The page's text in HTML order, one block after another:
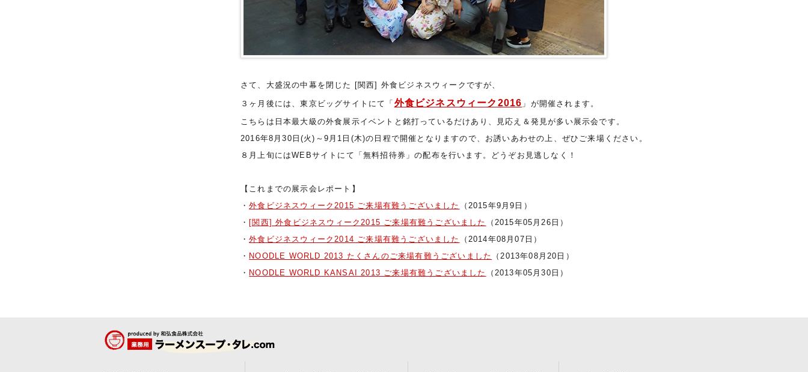
さて、大盛況の中幕を閉じた [関西] 外食ビジネスウィークですが、
３ヶ月後には、東京ビッグサイトにて「 外食ビジネスウィーク2016 」が開催されます。
こちらは日本最大級の外食展示イベントと銘打っているだけあり、見応え＆発見が多い展示会です。
2016年8月30日(火)～9月1日(木)の日程で開催となりますので、お誘いあわせの上、ぜひご来場ください。
８月上旬にはWEBサイトにて「無料招待券」の配布を行います。どうぞお見逃しなく！
【これまでの展示会レポート】
・外食ビジネスウィーク2015 ご来場有難うございました
（2015年9月9日）
・ [関西] 外食ビジネスウィーク2015 ご来場有難うございました
（2015年05月26日）
・外食ビジネスウィーク2014 ご来場有難うございました
（2014年08月07日）
・ NOODLE WORLD 2013 たくさんのご来場有難うございました
（2013年08月20日）
・ NOODLE WORLD KANSAI 2013 ご来場有難うございました （2013年05月30日）